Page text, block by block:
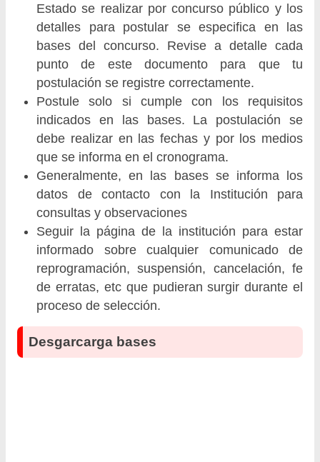
Estado se realizar por concurso público y los
detalles para postular se especifica en las
bases del concurso. Revise a detalle cada
punto de este documento para que tu
postulación se registre correctamente.
Postule solo si cumple con los requisitos
indicados en las bases. La postulación se
debe realizar en las fechas y por los medios
que se informa en el cronograma.
Generalmente, en las bases se informa los
datos de contacto con la Institución para
consultas y observaciones
Seguir la página de la institución para estar
informado sobre cualquier comunicado de
reprogramación, suspensión, cancelación, fe
de erratas, etc que pudieran surgir durante el
proceso de selección.
Desgarcarga bases